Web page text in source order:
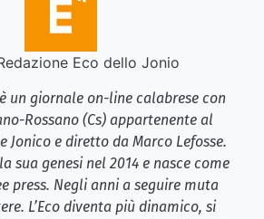
Eco dello Jonio
un giornale on-line calabrese con
Rossano (Cs) appartenente al
Jonico e diretto da Marco Lefosse.
sua genesi nel 2014 e nasce come
press. Negli anni a seguire muta
L’Eco diventa più dinamico, si